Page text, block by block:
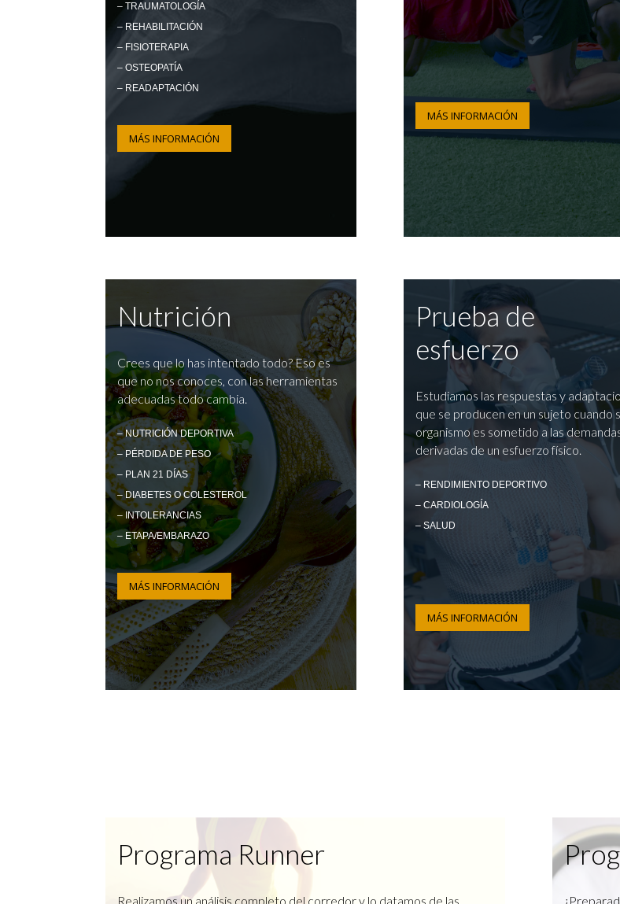
– TRAUMATOLOGÍA
– REHABILITACIÓN
– FISIOTERAPIA
– OSTEOPATÍA
– READAPTACIÓN
MÁS INFORMACIÓN
MÁS INFORMACIÓN
Nutrición
Crees que lo has intentado todo? Eso es
que no nos conoces, con las herramientas
adecuadas todo cambia.
– NUTRICIÓN DEPORTIVA
– PÉRDIDA DE PESO
– PLAN 21 DÍAS
– DIABETES O COLESTEROL
– INTOLERANCIAS
– ETAPA/EMBARAZO
MÁS INFORMACIÓN
Prueba de
esfuerzo
Estudiamos las respuestas y
que se producen en un sujeto cuando
organismo es sometido a las
derivadas de un esfuerzo físico.
– RENDIMIENTO DEPORTIVO
– CARDIOLOGÍA
– SALUD
MÁS INFORMACIÓN
Programa Runner
Realizamos un análisis completo del corredor y lo datamos de las